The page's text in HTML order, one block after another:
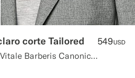
corte Tailored
All Season Pura lana tropical de Vitale Barberis Canonico, Italia
549USD